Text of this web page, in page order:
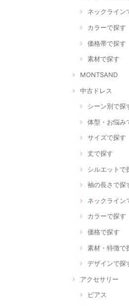
ネックライン
カラーで探す
価格帯で探す
素材で探す
MONTSAND
中古ドレス
シーン別で探
体型・お悩み
サイズで探す
丈で探す
シルエットで
袖の長さで探
ネックライン
カラーで探す
価格で探す
素材・特徴で
デザインで探
アクセサリー
ピアス